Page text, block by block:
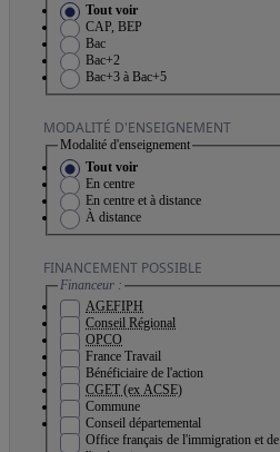
Tout voir
CAP, BEP
Bac
Bac+2
Bac+3 à Bac+5
MODALITÉ D'ENSEIGNEMENT
Modalité d'enseignement
Tout voir
En centre
En centre et à distance
À distance
FINANCEMENT POSSIBLE
Financeur :
AGEFIPH
Conseil Régional
OPCO
France Travail
Bénéficiaire de l'action
CGET (ex ACSE)
Commune
Conseil départemental
Office français de l'immigration et de